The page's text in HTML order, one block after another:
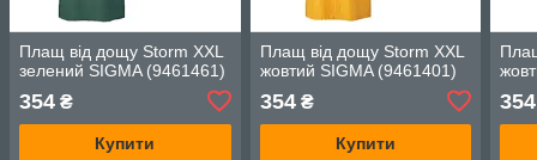
Плащ від дощу Storm XXL
зелений SIGMA (9461461)
354 ₴
Купити
Плащ від дощу Storm XXL
жовтий SIGMA (9461401)
354₴
Купити
354